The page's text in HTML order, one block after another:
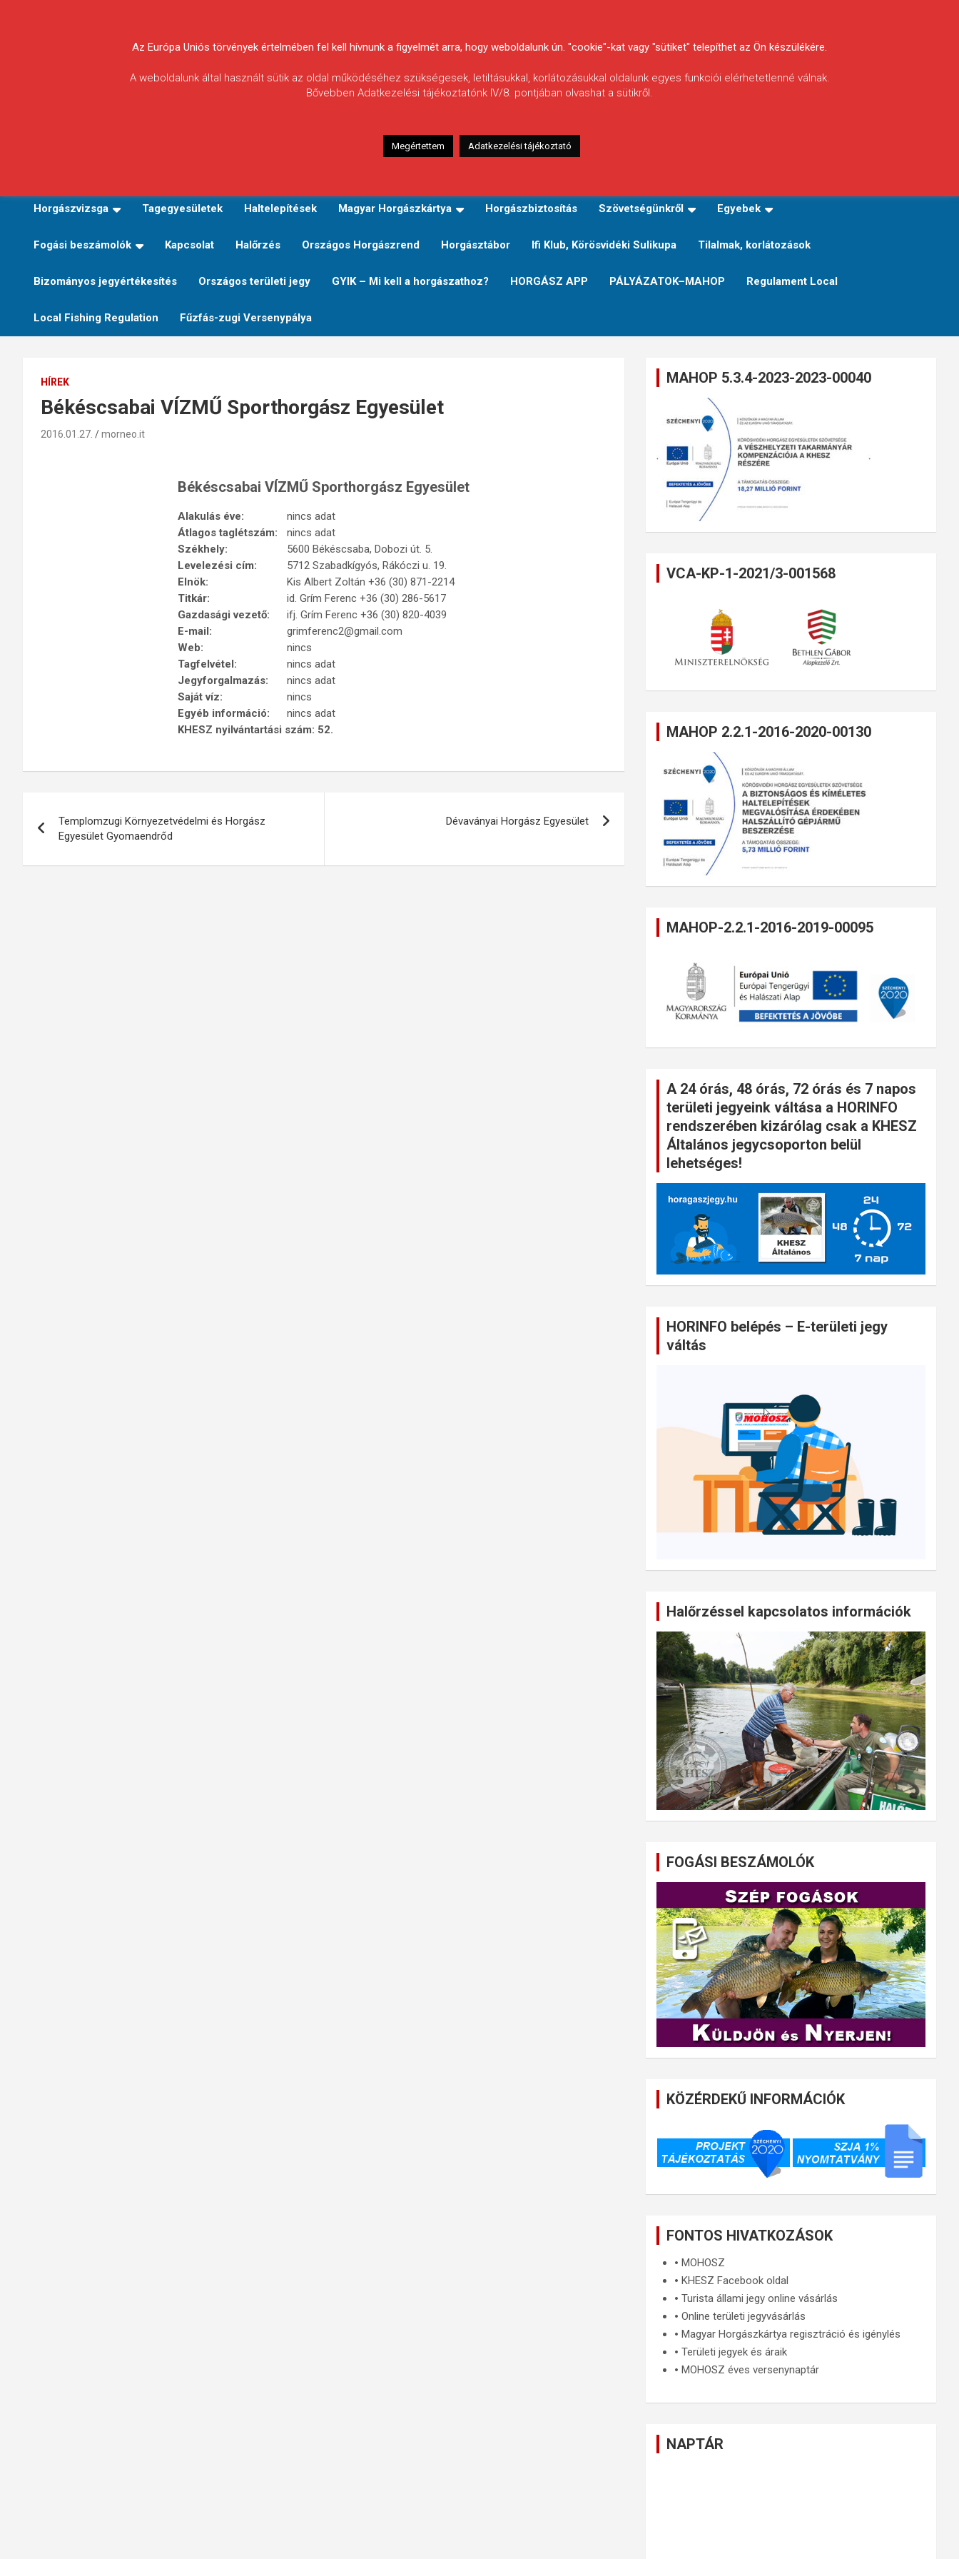
Körösvidéki Horgász
Egyesületek
Horgászvizsga Tagegyesületek Haltelepítések Magyar Horgászkártya Horgászbiztosítás Szövetségünkről Egyebek
Fogási beszámolók Kapcsolat Halőrzés Országos Horgászrend Horgásztábor Ifi Klub, Körösvidéki Sulikupa Tilalmak, korlátozások
Bizományos jegyértékesítés Országos területi jegy GYIK – Mi kell a horgászathoz? HORGÁSZ APP PÁLYÁZATOK–MAHOP Regulament Local
Local Fishing Regulation Fűzfás-zugi Versenypálya
HÍREK
Békéscsabai VÍZMŰ Sporthorgász Egyesület
2016.01.27. morneo.it
Békéscsabai VÍZMŰ Sporthorgász Egyesület
Alakulás éve:
nincs adat
Átlagos taglétszám:
nincs adat
Székhely:
5600 Békéscsaba, Dobozi út. 5.
Levelezési cím:
5712 Szabadkígyós, Rákóczi u. 19.
Elnök:
Kis Albert Zoltán +36 (30) 871-2214
Titkár:
id. Grím Ferenc +36 (30) 286-5617
Gazdasági vezető:
ifj. Grím Ferenc +36 (30) 820-4039
E-mail:
grimferenc2@gmail.com
Web:
nincs
Tagfelvétel:
nincs adat
Jegyforgalmazás:
nincs adat
Saját víz:
nincs
Egyéb információ:
nincs adat
KHESZ nyilvántartási szám: 52.
navigáció
Templomzugi Környezetvédelmi és Horgász
Egyesület Gyomaendrőd
Dévaványai Horgász Egyesület
MAHOP 5.3.4-2023-2023-00040
VCA-KP-1-2021/3-001568
MAHOP 2.2.1-2016-2020-00130
MAHOP-2.2.1-2016-2019-00095
A 24 órás, 48 órás, 72 órás és 7 napos
területi jegyeink váltása a HORINFO
rendszerében kizárólag csak a KHESZ
Általános jegycsoporton belül
lehetséges!
HORINFO belépés – E-területi jegy
váltás
Halőrzéssel kapcsolatos információk
FOGÁSI BESZÁMOLÓK
KÖZÉRDEKŰ INFORMÁCIÓK
FONTOS HIVATKOZÁSOK
🞄MOHOSZ
🞄KHESZ Facebook oldal
🞄Turista állami jegy online vásárlás
🞄Online területi jegyvásárlás
🞄Magyar Horgászkártya regisztráció és igénylés
🞄Területi jegyek és áraik
🞄MOHOSZ éves versenynaptár
NAPTÁR
Az Európa Uniós törvények értelmében fel kell hívnunk a figyelmét arra, hogy weboldalunk ún. "cookie"-kat vagy "sütiket" telepíthet az Ön készülékére.
A weboldalunk által használt sütik az oldal működéséhez szükségesek, letiltásukkal, korlátozásukkal oldalunk egyes funkciói elérhetetlenné válnak.
Bővebben Adatkezelési tájékoztatónk IV/8. pontjában olvashat a sütikről.
Megértettem Adatkezelési tájékoztató